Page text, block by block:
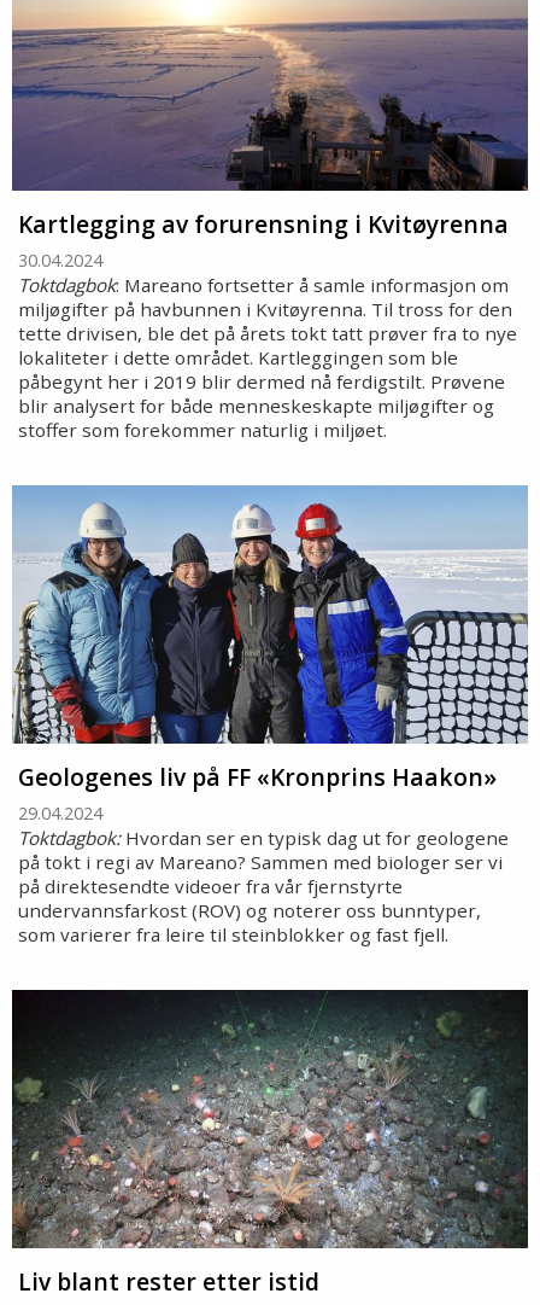
Kartlegging av forurensning i Kvitøyrenna
30.04.2024
Toktdagbok: Mareano fortsetter å samle informasjon om
miljøgifter på havbunnen i Kvitøyrenna. Til tross for den
tette drivisen, ble det på årets tokt tatt prøver fra to nye
lokaliteter i dette området. Kartleggingen som ble
påbegynt her i 2019 blir dermed nå ferdigstilt. Prøvene
blir analysert for både menneskeskapte miljøgifter og
stoffer som forekommer naturlig i miljøet.
Geologenes liv på FF «Kronprins Haakon»
29.04.2024
Toktdagbok:Hvordan ser en typisk dag ut for geologene
på tokt i regi av Mareano? Sammen med biologer ser vi
på direktesendte videoer fra vår fjernstyrte
undervannsfarkost (ROV) og noterer oss bunntyper,
som varierer fra leire til steinblokker og fast fjell.
Liv blant rester etter istid